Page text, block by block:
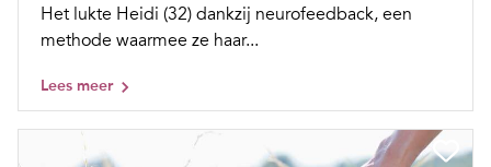
Het lukte Heidi (32) dankzij neurofeedback, een
methode waarmee ze haar...
Lees meer